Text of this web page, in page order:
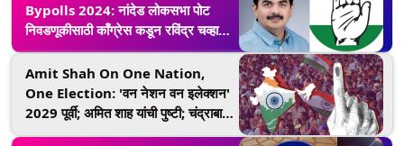
Bypolls 2024: नांदेड लोकसभा पोट
निवडणूकीसाठी कॉंग्रेस कडून रविंद्र चव्हाण
यांना उमेदवारी जाहीर
Amit Shah On One Nation,
One Election: 'वन नेशन वन इलेक्शन'
2029 पूर्वी; अमित शाह यांची पुष्टी; चंद्राबाबू
नायडू, नितीश कुमार यांच्या भूमिकेकडे लक्ष